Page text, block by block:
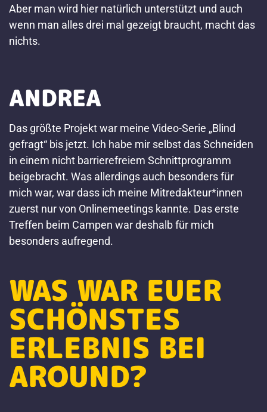
Aber man wird hier natürlich unterstützt und auch
wenn man alles drei mal gezeigt braucht, macht das
nichts.
ANDREA
Das größte Projekt war meine Video-Serie „Blind
gefragt“ bis jetzt. Ich habe mir selbst das Schneiden
in einem nicht barrierefreiem Schnittprogramm
beigebracht. Was allerdings auch besonders für
mich war, war dass ich meine Mitredakteur*innen
zuerst nur von Onlinemeetings kannte. Das erste
Treffen beim Campen war deshalb für mich
besonders aufregend.
WAS WAR EUER
SCHÖNSTES
ERLEBNIS BEI
AROUND?